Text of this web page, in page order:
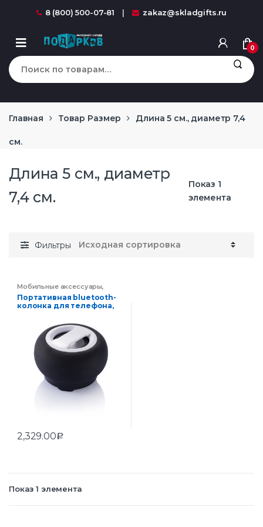
8 (800) 500-07-81 zakaz@skladgifts.ru
0
Искать:
Главная Товар Размер Длина 5 см., диаметр 7,4
см.
Длина 5 см., диаметр
7,4 см.
Показ 1
элемента
Фильтры
Мобильные аксессуары,
Электроника
Портативная bluetooth-
колонка для телефона,
2,329.00Р
Показ 1 элемента